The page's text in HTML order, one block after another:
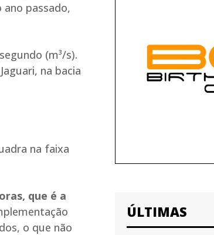
passado,
(m³/s).
na bacia
na faixa
que é a
o que não
ÚLTIMAS